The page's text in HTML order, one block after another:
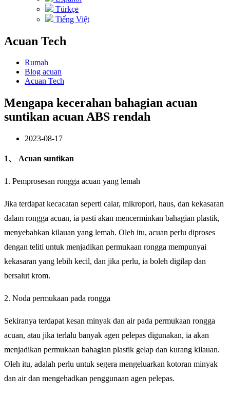
Türkçe
Tiếng Việt
Acuan Tech
Rumah
Blog acuan
Acuan Tech
Mengapa kecerahan bahagian acuan
suntikan acuan ABS rendah
2023-08-17
1、 Acuan suntikan
1. Pemprosesan rongga acuan yang lemah
Jika terdapat kecacatan seperti calar, mikropori, haus, dan kekasaran
dalam rongga acuan, ia pasti akan mencerminkan bahagian plastik,
menyebabkan kilauan yang lemah. Oleh itu, acuan perlu diproses
dengan teliti untuk menjadikan permukaan rongga mempunyai
kekasaran yang lebih kecil, dan jika perlu, ia boleh digilap dan
bersalut krom.
2. Noda permukaan pada rongga
Sekiranya terdapat kesan minyak dan air pada permukaan rongga
acuan, atau jika terlalu banyak agen pelepas digunakan, ia akan
menjadikan permukaan bahagian plastik gelap dan kurang kilauan.
Oleh itu, adalah perlu untuk segera mengeluarkan kotoran minyak
dan air dan mengehadkan penggunaan agen pelepas.